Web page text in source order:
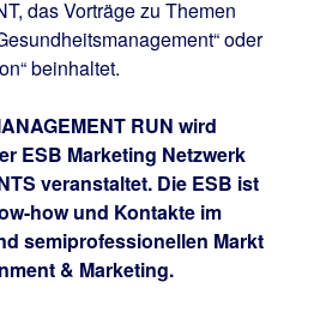
das Vorträge zu Themen
oder
beinhaltet.
RUN wird
ESB Marketing Netzwerk
veranstaltet. Die ESB ist
how und Kontakte im
semiprofessionellen Markt
& Marketing.